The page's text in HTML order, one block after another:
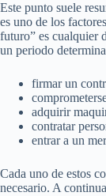
Este punto suele
es uno de los
futuro” es cualquier
un periodo
firmar un
adquirir
contratar
entrar a un
Cada uno de estos
necesario. A